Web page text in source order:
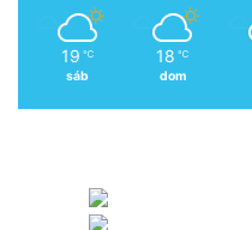
19 ℃
sáb
18 ℃
dom